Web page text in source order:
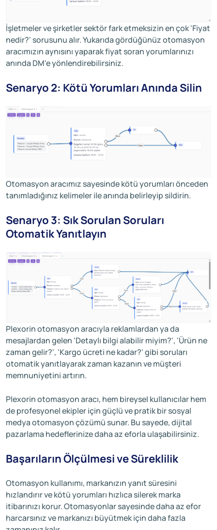
İşletmeler ve şirketler sektör fark etmeksizin en çok 'Fiyat
nedir?' sorusunu alır. Yukarıda gördüğünüz otomasyon
aracımızın aynısını yaparak fiyat soran yorumlarınızı
anında DM'e yönlendirebilirsiniz.
Senaryo 2: Kötü Yorumları Anında Silin
Otomasyon aracımız sayesinde kötü yorumları önceden
tanımladığınız kelimeler ile anında belirleyip sildirin.
Senaryo 3: Sık Sorulan Soruları
Otomatik Yanıtlayın
Plexorin otomasyon aracıyla reklamlardan ya da
mesajlardan gelen 'Detaylı bilgi alabilir miyim?', 'Ürün ne
zaman gelir?', 'Kargo ücreti ne kadar?' gibi soruları
otomatik yanıtlayarak zaman kazanın ve müşteri
memnuniyetini artırın.
Plexorin otomasyon aracı, hem bireysel kullanıcılar hem
de profesyonel ekipler için güçlü ve pratik bir sosyal
medya otomasyon çözümü sunar. Bu sayede, dijital
pazarlama hedeflerinize daha az eforla ulaşabilirsiniz.
Başarıların Ölçülmesi ve Süreklilik
Otomasyon kullanımı, markanızın yanıt süresini
hızlandırır ve kötü yorumları hızlıca silerek marka
itibarınızı korur. Otomasyonlar sayesinde daha az efor
harcarsınız ve markanızı büyütmek için daha fazla